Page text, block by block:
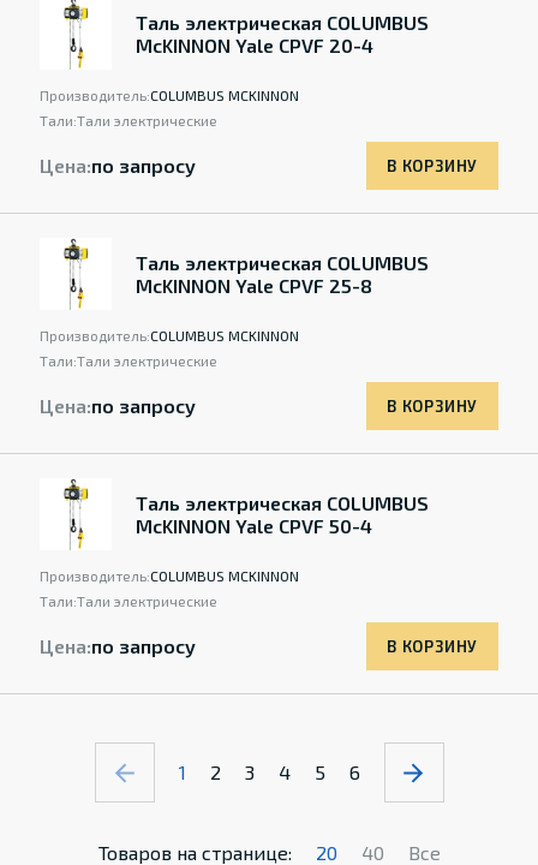
Таль электрическая COLUMBUS
McKINNON Yale CPVF 20-4
Производитель:COLUMBUS MCKINNON
Тали:Тали электрические
Цена:по запросу В КОРЗИНУ
Таль электрическая COLUMBUS
McKINNON Yale CPVF 25-8
Производитель:COLUMBUS MCKINNON
Тали:Тали электрические
Цена:по запросу В КОРЗИНУ
Таль электрическая COLUMBUS
McKINNON Yale CPVF 50-4
Производитель:COLUMBUS MCKINNON
Тали:Тали электрические
Цена:по запросу В КОРЗИНУ
1 2 3 4 5 6
Товаров на странице: 20 40 Все